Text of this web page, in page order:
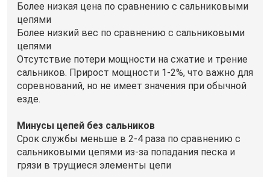
Более низкая цена по сравнению с сальниковыми
цепями
Более низкий вес по сравнению с сальниковыми
цепями
Отсутствие потери мощности на сжатие и трение
сальников. Прирост мощности 1-2%, что важно для
соревнований, но не имеет значения при обычной
езде.
Минусы цепей без сальников
Срок службы меньше в 2-4 раза по сравнению с
сальниковыми цепями из-за попадания песка и
грязи в трущиеся элементы цепи